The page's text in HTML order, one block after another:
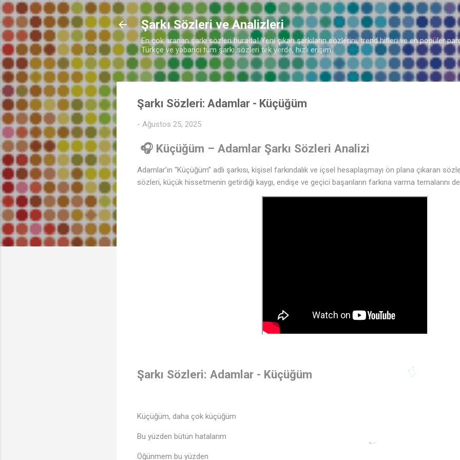
Ana içeriğe atla
Şarkı Sözleri ve Analizleri
En çok aranan şarkı sözleri burada! Yeni çıkan şarkıların sözlerini, trend hitleri ve en popüler
Türkçe ve yabancı tüm şarkı sözleri tek yerde, hızlı erişim.
Şarkı Sözleri: Adamlar - Küçüğüm
- Ağustos 25, 2025
🎧 Küçüğüm – Adamlar Şarkı Sözleri Analizi
Adamlar’ın “Küçüğüm” adlı şarkısı, kişisel farkındalık ve içsel hesaplaşmayı ön plana çıkaran
sözleri, küçük hissetmenin getirdiği kaygı, endişe ve geçici başarıların farkına varma temalarını
Şarkı Sözleri: Adamlar - Küçüğüm
Küçüğüm, daha çok küçüğüm
Bu yüzden bütün hatalarım
Öğünmem bu yüzden